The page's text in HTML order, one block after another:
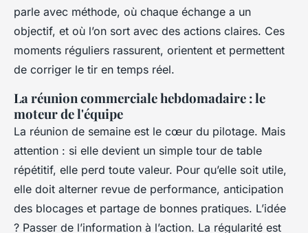
parle avec méthode, où chaque échange a un
objectif, et où l’on sort avec des actions claires. Ces
moments réguliers rassurent, orientent et permettent
de corriger le tir en temps réel.
La réunion commerciale hebdomadaire : le
moteur de l'équipe
La réunion de semaine est le cœur du pilotage. Mais
attention : si elle devient un simple tour de table
répétitif, elle perd toute valeur. Pour qu’elle soit utile,
elle doit alterner revue de performance, anticipation
des blocages et partage de bonnes pratiques. L’idée
? Passer de l’information à l’action. La régularité est